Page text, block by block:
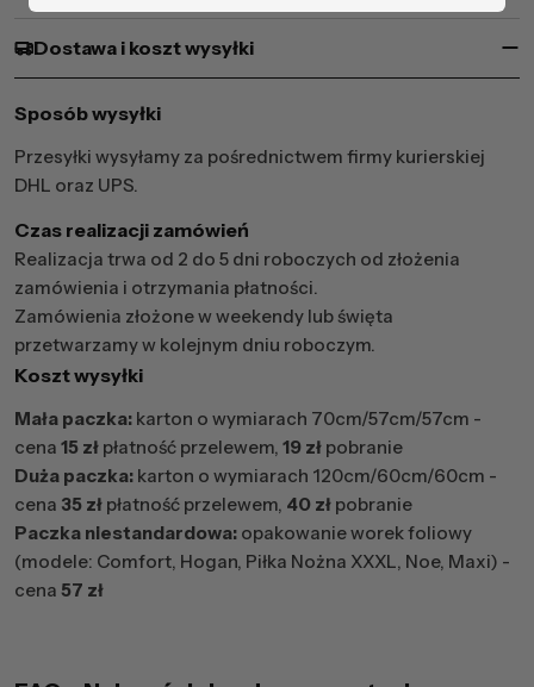
Dostawa i koszt wysyłki
Sposób wysyłki
Przesyłki wysyłamy za pośrednictwem firmy kurierskiej
DHL oraz UPS.
Czas realizacji zamówień
Realizacja trwa od 2 do 5 dni roboczych od złożenia
zamówienia i otrzymania płatności.
Zamówienia złożone w weekendy lub święta
przetwarzamy w kolejnym dniu roboczym.
Koszt wysyłki
Mała paczka: karton o wymiarach 70cm/57cm/57cm -
cena 15 zł płatność przelewem, 19 zł pobranie
Duża paczka: karton o wymiarach 120cm/60cm/60cm -
cena 35 zł płatność przelewem, 40 zł pobranie
Paczka niestandardowa: opakowanie worek foliowy
(modele: Comfort, Hogan, Piłka Nożna XXXL, Noe, Maxi) -
cena 57 zł